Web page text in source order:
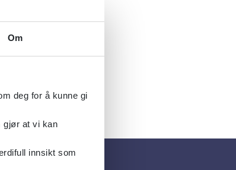
Om
deg for å kunne gi
gjør at vi kan
innsikt som